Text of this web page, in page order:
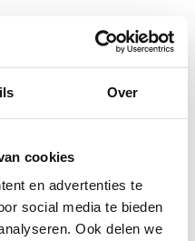
Over
cookies
en advertenties te
social media te bieden
Ook delen we